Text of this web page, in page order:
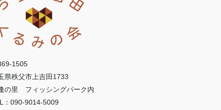
1505
県秩父市上吉田1733
の里 フィッシングパーク内
：090-9014-5009